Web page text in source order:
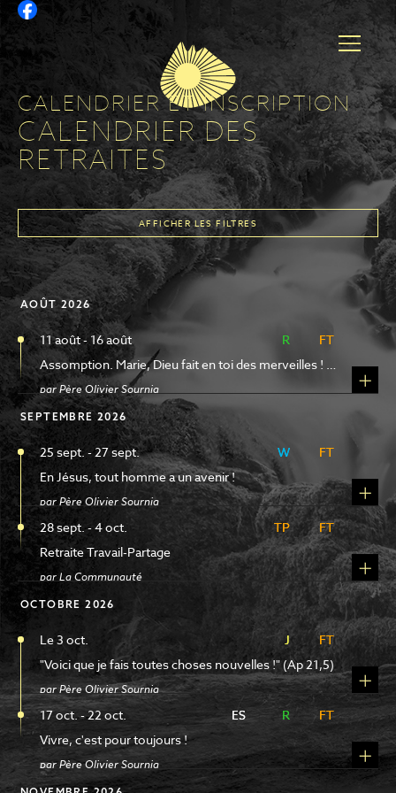
CALENDRIER ET INSCRIPTION
CALENDRIER DES
RETRAITES
AFFICHER LES FILTRES
RETRAITES
SITES
1SÉLECTION
TYPES
SÉLECTIONNER
DATES
DU 8 AOÛT 2026
AU 4 JUILLET 2027
INTERVENANTS (PRÉDICATEURS)
SÉLECTIONNER
EFFACER LES FILTRES
FERMER LES FILTRES
AOÛT 2026
11 août - 16 août FT
R
Assomption. Marie, Dieu fait en toi des merveilles ! Commentaire de la Célébration mariale
par Père Olivier Sournia
R FT
CHOISIR
SEPTEMBRE 2026
25 sept. - 27 sept. FT
W
En Jésus, tout homme a un avenir !
par Père Olivier Sournia
W FT
CHOISIR
28 sept. - 4 oct. FT
TP
Retraite Travail-Partage
par La Communauté
TP FT
OCTOBRE 2026
Le 3 oct. FT
J
"Voici que je fais toutes choses nouvelles !" (Ap 21,5)
par Père Olivier Sournia
J FT
CHOISIR
17 oct. - 22 oct. FT
R
ES
Vivre, c'est pour toujours !
par Père Olivier Sournia
R FT
ES